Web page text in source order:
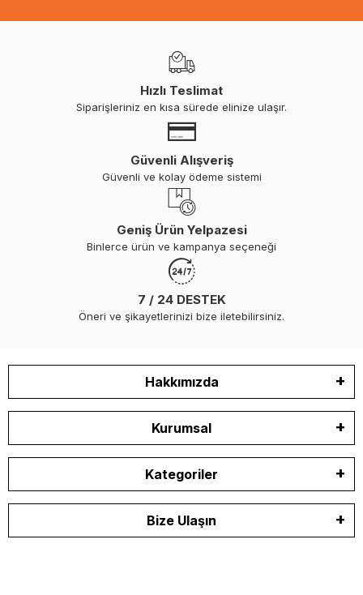
Hızlı Teslimat
Siparişleriniz en kısa sürede elinize ulaşır.
Güvenli Alışveriş
Güvenli ve kolay ödeme sistemi
Geniş Ürün Yelpazesi
Binlerce ürün ve kampanya seçeneği
7 / 24 DESTEK
Öneri ve şikayetlerinizi bize iletebilirsiniz.
Hakkımızda
Kurumsal
Kategoriler
Bize Ulaşın